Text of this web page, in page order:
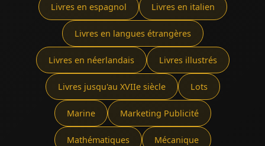
Livres en espagnol Livres en italien
Livres en langues étrangères
Livres en néerlandais Livres illustrés
Livres jusqu'au XVIIe siècle Lots
Marine Marketing Publicité
Mathématiques Mécanique